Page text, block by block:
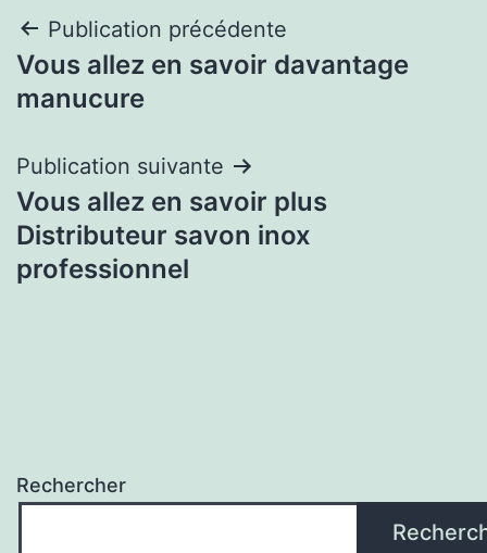
Navigation
de
Publication précédente
Vous allez en savoir davantage
manucure
Publication suivante
Vous allez en savoir plus
Distributeur savon inox
professionnel
Rechercher